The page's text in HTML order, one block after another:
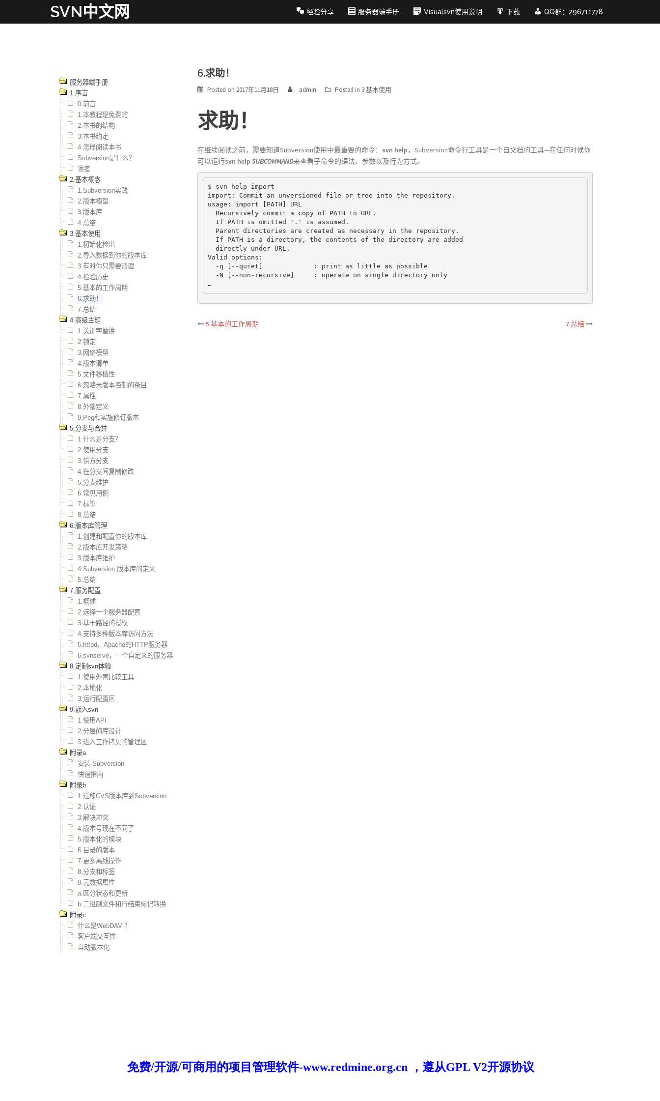
SVN中文网 经验分享 服务器端手册 Visualsvn使用说明 下载 QQ群：296711778
服务器端手册
1.序言
0.前言
1.本教程是免费的
2.本书的结构
3.本书约定
4.怎样阅读本书
Subversion是什么？
读者
2.基本概念
1.Subversion实践
2.版本模型
3.版本库
4.总结
3.基本使用
1.初始化检出
2.导入数据到你的版本库
3.有时你只需要清理
4.检验历史
5.基本的工作周期
6.求助！
7.总结
4.高级主题
1.关键字替换
2.锁定
3.网络模型
4.版本清单
5.文件移植性
6.忽略未版本控制的条目
7.属性
8.外部定义
9.Peg和实施修订版本
5.分支与合并
1.什么是分支？
2.使用分支
3.供方分支
4.在分支间复制修改
5.分支维护
6.常见用例
7.标签
8.总结
6.版本库管理
1.创建和配置你的版本库
2.版本库开发策略
3.版本库维护
4.Subversion 版本库的定义
5.总结
7.服务配置
1.概述
2.选择一个服务器配置
3.基于路径的授权
4.支持多种版本库访问方法
5.httpd，Apache的HTTP服务器
6.svnserve，一个自定义的服务器
8.定制svn体验
1.使用外置比较工具
2.本地化
3.运行配置区
9.嵌入svn
1.使用API
2.分层的库设计
3.进入工作拷贝的管理区
附录a
安装 Subversion
快速指南
附录b
1.迁移CVS版本库到Subversion
2.认证
3.解决冲突
4.版本号现在不同了
5.版本化的模块
6.目录的版本
7.更多离线操作
8.分支和标签
9.元数据属性
a.区分状态和更新
b.二进制文件和行结束标记转换
附录c
什么是WebDAV ？
客户端交互性
自动版本化
6.求助！
Posted on 2017年11月18日 admin Posted in 3.基本使用
求助！
在继续阅读之前，需要知道Subversion使用中最重要的命令： svn help，Subversion命令行工具是一个自文档的工具—在任何时候你
可以运行svn help SUBCOMMAND来查看子命令的语法、参数以及行为方式。
$ svn help import
import: Commit an unversioned file or tree into the repository.
usage: import [PATH] URL
  Recursively commit a copy of PATH to URL.
  If PATH is omitted '.' is assumed.
  Parent directories are created as necessary in the repository.
  If PATH is a directory, the contents of the directory are added
  directly under URL.
Valid options:
  -q [--quiet]             : print as little as possible
  -N [--non-recursive]     : operate on single directory only
…
Post
5.基本的工作周期 7.总结